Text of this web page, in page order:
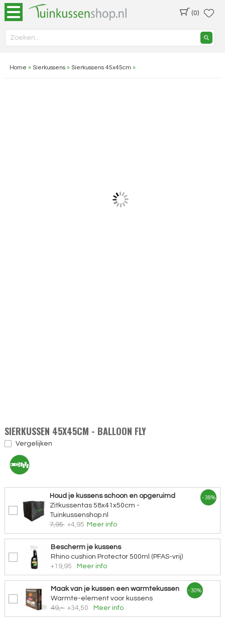
(0)
Home » Sierkussens» Sierkussens 45x45cm »
SIERKUSSEN 45X45CM - BALLOON FLY
Vergelijken
Houd je kussens schoon en opgeruimd
Zitkussentas 58x41x50cm -
Tuinkussenshop.nl
7,95 +4,95 Meer info
- 38%
Bescherm je kussens
Rhino cushion Protector 500ml (PFAS-vrij)
+19,95
Meer info
Maak van je kussen een warmtekussen
Warmte-element voor kussens
49,- +34,50 Meer info
- 30%